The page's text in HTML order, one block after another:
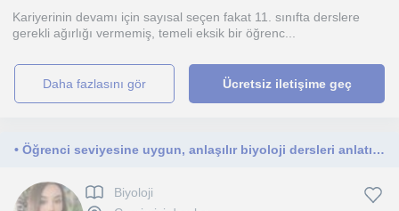
Kariyerinin devamı için sayısal seçen fakat 11. sınıfta derslere
gerekli ağırlığı vermemiş, temeli eksik bir öğrenc...
daha fazlasını gör Ücretsiz iletişime geç
• Öğrenci seviyesine uygun, anlaşılır biyoloji dersleri anlatıyorum
Biyoloji